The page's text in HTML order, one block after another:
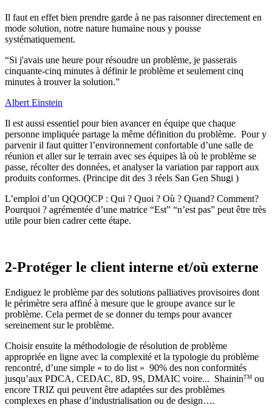
Il faut en effet bien prendre garde à ne pas raisonner directement en
mode solution, notre nature humaine nous y pousse
systématiquement.
“Si j'avais une heure pour résoudre un problème, je passerais
cinquante-cinq minutes à définir le problème et seulement cinq
minutes à trouver la solution.”
Albert Einstein
Il est aussi essentiel pour bien avancer en équipe que chaque
personne impliquée partage la même définition du problème. Pour y
parvenir il faut quitter l’environnement confortable d’une salle de
réunion et aller sur le terrain avec ses équipes là où le problème se
passe, récolter des données, et analyser la variation par rapport aux
produits conformes. (Principe dit des 3 réels San Gen Shugi )
L’emploi d’un QQOQCP : Qui ? Quoi ? Où ? Quand? Comment?
Pourquoi ? agrémentée d’une matrice “Est” “n’est pas” peut être très
utile pour bien cadrer cette étape.
2-Protéger le client interne et/où externe
Endiguez le problème par des solutions palliatives provisoires dont
le périmètre sera affiné à mesure que le groupe avance sur le
problème. Cela permet de se donner du temps pour avancer
sereinement sur le problème.
Choisir ensuite la méthodologie de résolution de problème
appropriée en ligne avec la complexité et la typologie du problème
rencontré, d’une simple « to do list » 90% des non conformités
jusqu’aux PDCA, CEDAC, 8D, 9S, DMAIC voire... ShaininTM ou
encore TRIZ qui peuvent être adaptées sur des problèmes
complexes en phase d’industrialisation ou de design….